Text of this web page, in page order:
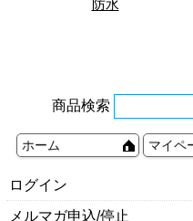
防水
商品検索
ホーム マイペ
ログイン
メルマガ申込/停止